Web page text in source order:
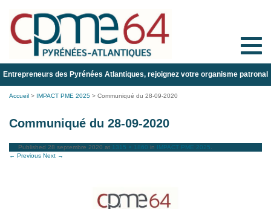
Toggle
Entrepreneurs des Pyrénées Atlantiques, rejoignez votre organisme patronal
Accueil > IMPACT PME 2025 > Communiqué du 28-09-2020
Communiqué du 28-09-2020
Published 28 septembre 2020 at 1315 × 1860 in IMPACT PME 2025
← Previous Next →